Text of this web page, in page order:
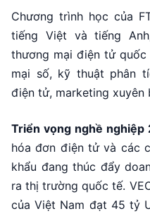
Chương trình học của
tiếng Việt và tiếng
thương mại điện tử
mại số, kỹ thuật phân
điện tử, marketing xuyên
Triển vọng nghề nghiệp
hóa đơn điện tử và các
khẩu đang thúc đẩy
ra thị trường quốc tế.
của Việt Nam đạt 45 tỷ